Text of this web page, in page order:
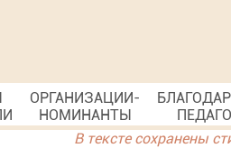
ОРГАНИЗАЦИИ-
НОМИНАНТЫ
В тексте сохранены